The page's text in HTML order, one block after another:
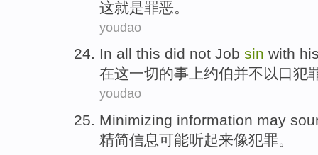
这就是罪恶 。
youdao
In all this did not Job sin with
在这一切的事上约伯并不以口犯
youdao
Minimizing information may
精简信息可能听起来像犯罪。